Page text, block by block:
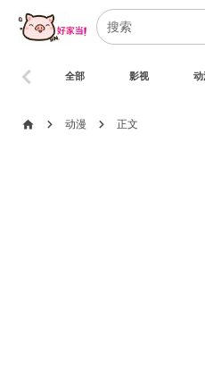
全部 影视 动
chevron_left
home chevron_right 动漫 chevron_right 正文